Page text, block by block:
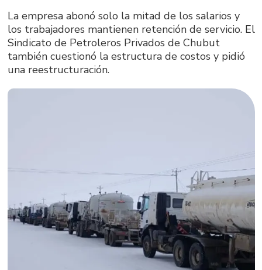
La empresa abonó solo la mitad de los salarios y
los trabajadores mantienen retención de servicio. El
Sindicato de Petroleros Privados de Chubut
también cuestionó la estructura de costos y pidió
una reestructuración.